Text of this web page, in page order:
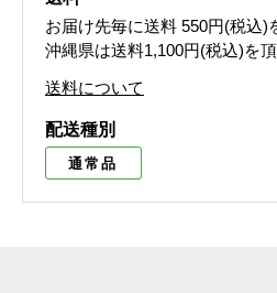
お届け先毎に送料 550円(税込)
沖縄県は送料1,100円(税込)を頂
送料について
配送種別
通常品